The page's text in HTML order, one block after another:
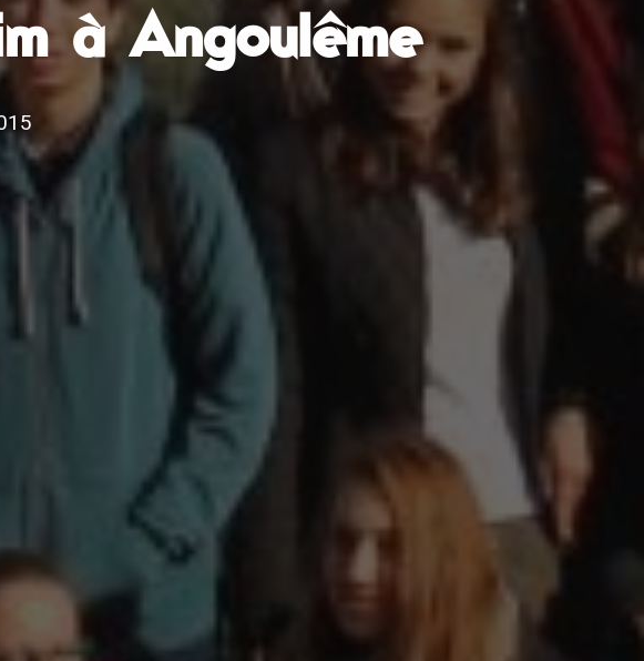
à Angoulême